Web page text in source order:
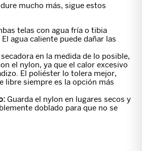
mucho más, sigue estos
telas con agua fría o tibia
agua caliente puede dañar las
en la medida de lo posible,
el nylon, ya que el calor excesivo
El poliéster lo tolera mejor,
libre siempre es la opción más
Guarda el nylon en lugares secos y
doblado para que no se